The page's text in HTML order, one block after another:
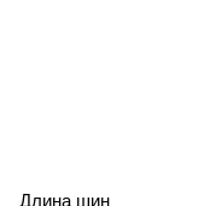
Длина шин